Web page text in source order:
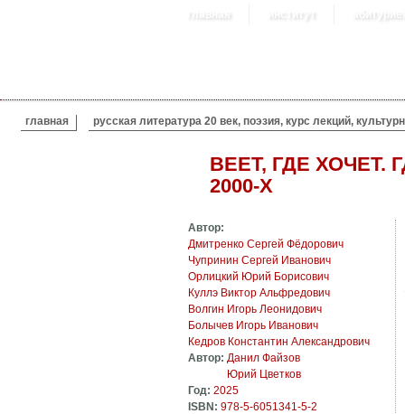
главная институт
ВЫ ЗДЕСЬ
главная русская литература 20 век, поэзия, курс лекций,
ВЕЕТ, ГДЕ ХОЧЕТ.
2000-Х
Автор:
Дмитренко Сергей Фёдорович
Чупринин Сергей Иванович
Орлицкий Юрий Борисович
Куллэ Виктор Альфредович
Волгин Игорь Леонидович
Болычев Игорь Иванович
Кедров Константин Александрович
Автор: Данил Файзов
Юрий Цветков
Год: 2025
ISBN: 978-5-6051341-5-2